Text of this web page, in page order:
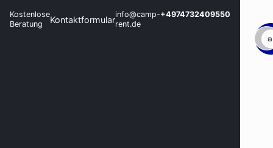
Kostenlose
Beratung
Kontaktformularinfo@camp-
rent.de
+4974732409550